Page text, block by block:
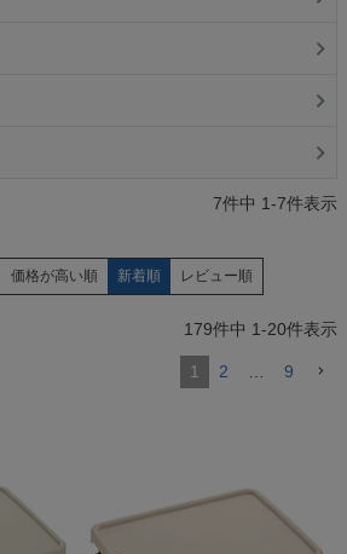
7件中 1-7件表示
価格が高い順 新着順 レビュー順
179件中 1-20件表示
1 2 9